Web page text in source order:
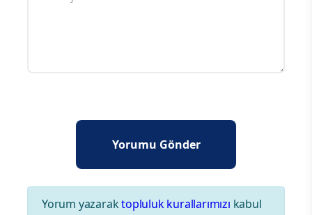
Yorum yazaraktopluluk kurallarımızı kabul